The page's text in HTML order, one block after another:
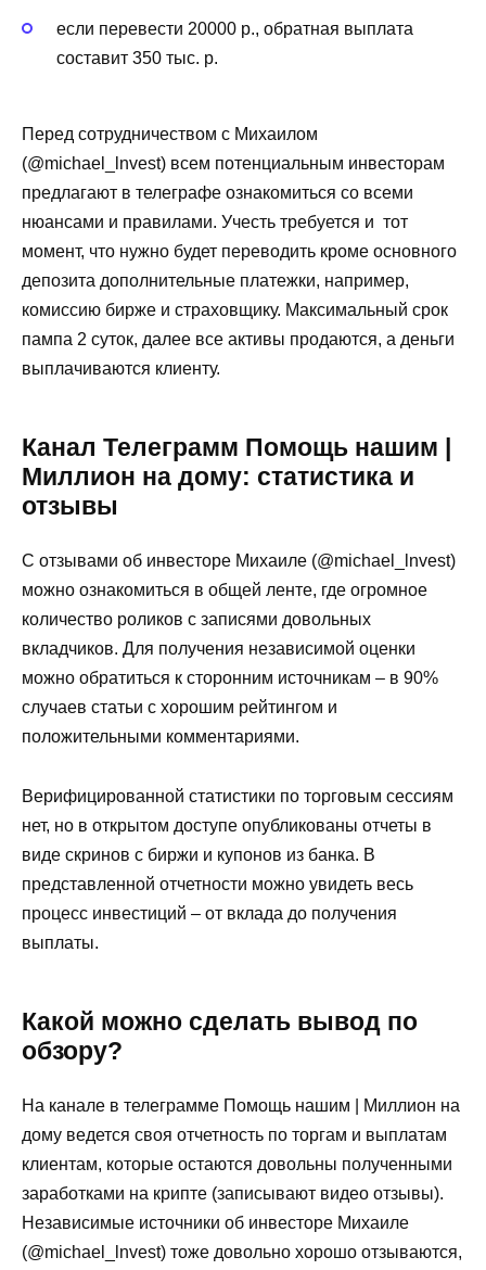
если перевести 20000 р., обратная выплата
составит 350 тыс. р.
Перед сотрудничеством с Михаилом
(@michael_lnvest) всем потенциальным инвесторам
предлагают в телеграфе ознакомиться со всеми
нюансами и правилами. Учесть требуется и тот
момент, что нужно будет переводить кроме основного
депозита дополнительные платежки, например,
комиссию бирже и страховщику. Максимальный срок
пампа 2 суток, далее все активы продаются, а деньги
выплачиваются клиенту.
Канал Телеграмм Помощь нашим |
Миллион на дому: статистика и
отзывы
С отзывами об инвесторе Михаиле (@michael_lnvest)
можно ознакомиться в общей ленте, где огромное
количество роликов с записями довольных
вкладчиков. Для получения независимой оценки
можно обратиться к сторонним источникам – в 90%
случаев статьи с хорошим рейтингом и
положительными комментариями.
Верифицированной статистики по торговым сессиям
нет, но в открытом доступе опубликованы отчеты в
виде скринов с биржи и купонов из банка. В
представленной отчетности можно увидеть весь
процесс инвестиций – от вклада до получения
выплаты.
Какой можно сделать вывод по
обзору?
На канале в телеграмме Помощь нашим | Миллион на
дому ведется своя отчетность по торгам и выплатам
клиентам, которые остаются довольны полученными
заработками на крипте (записывают видео отзывы).
Независимые источники об инвесторе Михаиле
(@michael_lnvest) тоже довольно хорошо отзываются,